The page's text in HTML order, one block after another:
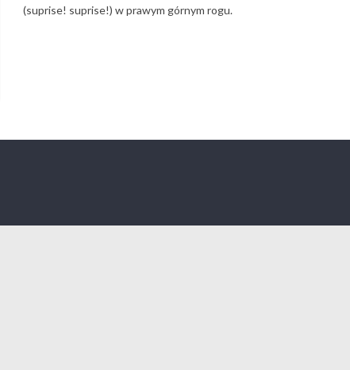
(suprise! suprise!) w prawym górnym rogu.